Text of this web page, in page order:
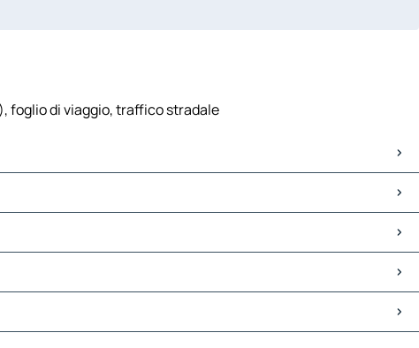
foglio di viaggio, traffico stradale